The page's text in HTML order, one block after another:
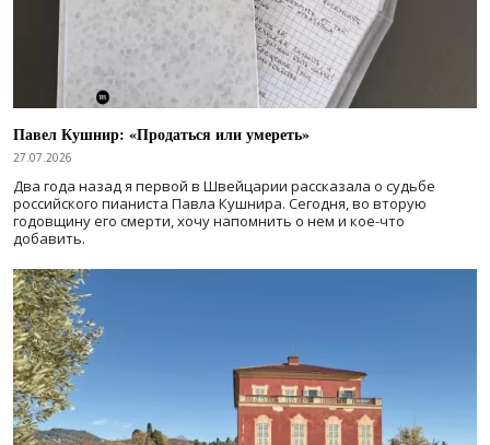
Павел Кушнир: «Продаться или умереть»
27.07.2026
Два года назад я первой в Швейцарии рассказала о судьбе
российского пианиста Павла Кушнира. Сегодня, во вторую
годовщину его смерти, хочу напомнить о нем и кое-что
добавить.